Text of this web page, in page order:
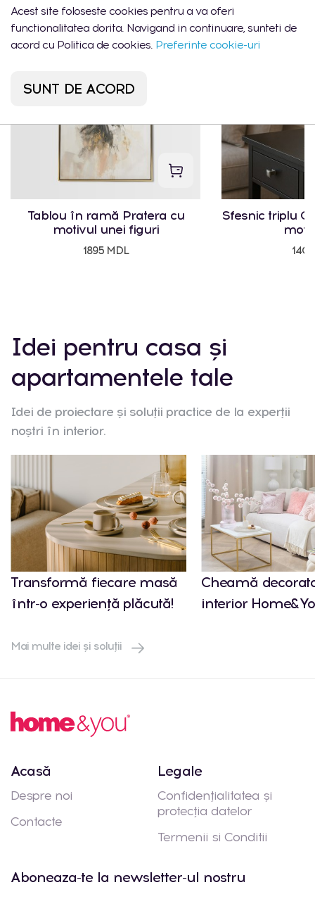
Tablou în ramă Pratera cu
motivul unei figuri
1895 MDL
CEL MAI VÂNDUT
Sfesnic triplu
Idei pentru casa și
apartamentele tale
Idei de proiectare și soluții practice de la experții
noștri în interior.
Transformă fiecare masă
într-o experiență plăcută!
Cheamă
interior
Mai multe idei și soluții
Acasă
Despre noi
Contacte
Legale
Confidențialitatea și
protecția datelor
Termenii si Conditii
Aboneaza-te la newsletter-ul nostru
Acest site foloseste cookies pentru a va oferi
functionalitatea dorita. Navigand in continuare, sunteti de
acord cu Politica de cookies. Preferinte cookie-uri
SUNT DE ACORD